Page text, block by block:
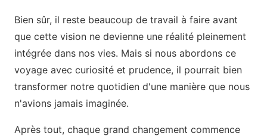
Bien sûr, il reste beaucoup de travail à faire avant
que cette vision ne devienne une réalité pleinement
intégrée dans nos vies. Mais si nous abordons ce
voyage avec curiosité et prudence, il pourrait bien
transformer notre quotidien d'une manière que nous
n'avions jamais imaginée.
Après tout, chaque grand changement commence